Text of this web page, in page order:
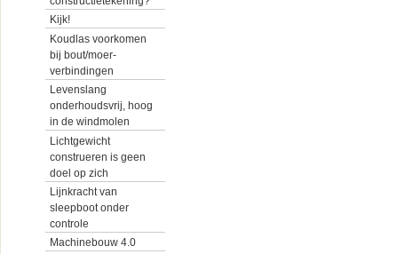
Kijk!
Koudlas voorkomen
bij bout/moer-
verbindingen
Levenslang
onderhoudsvrij, hoog
in de windmolen
Lichtgewicht
construeren is geen
doel op zich
Lijnkracht van
sleepboot onder
controle
Machinebouw 4.0